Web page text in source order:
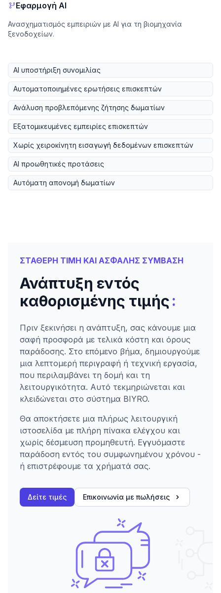
Εφαρμογή AI
Ανασχηματισμός εμπειριών με AI για τη βιομηχανία
ξενοδοχείων.
AI υποστήριξη συνομιλίας
Αυτοματοποιημένες ερωτήσεις επισκεπτών
Ανάλυση προβλεπόμενης ζήτησης δωματίων
Εξατομικευμένες εμπειρίες επισκεπτών
Χωρίς χειροκίνητη εισαγωγή δεδομένων επισκεπτών
AI προωθητικές προτάσεις
Αυτόματη απονομή δωματίων
ΣΤΑΘΕΡΗ ΤΙΜΗ ΚΑΙ ΑΣΦΑΛΗΣ ΣΥΜΒΑΣΗ
Ανάπτυξη εντός
καθορισμένης τιμής:
Πριν ξεκινήσει η ανάπτυξη, σας κάνουμε μια
σαφή προσφορά με τελικά κόστη και όρους
παράδοσης. Στο επόμενο βήμα, δημιουργούμε
μια λεπτομερή περιγραφή ή τεχνική εργασία,
που περιλαμβάνει τη δομή και τη
λειτουργικότητα. Αυτό τεκμηριώνεται και
κλειδώνεται στο σύστημα BIYRO.
Θα αποκτήσετε μια πλήρως λειτουργική
ιστοσελίδα με πλήρη πίνακα ελέγχου και
χωρίς δέσμευση προμηθευτή. Εγγυόμαστε
παράδοση εντός του συμφωνημένου χρόνου -
ή επιστρέφουμε τα χρήματά σας.
Δείτε τιμές Επικοινωνία με πωλήσεις